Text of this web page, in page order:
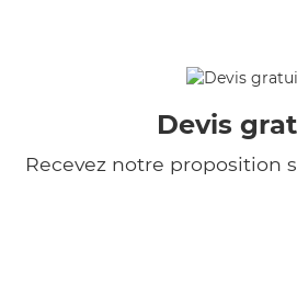
Devis
Recevez notre proposition